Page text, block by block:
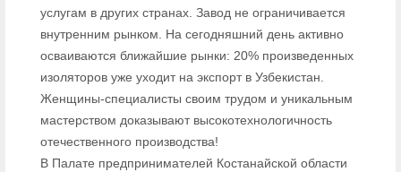
услугам в других странах. Завод не ограничивается
внутренним рынком. На сегодняшний день активно
осваиваются ближайшие рынки: 20% произведенных
изоляторов уже уходит на экспорт в Узбекистан.
Женщины-специалисты своим трудом и уникальным
мастерством доказывают высокотехнологичность
отечественного производства!
В Палате предпринимателей Костанайской области